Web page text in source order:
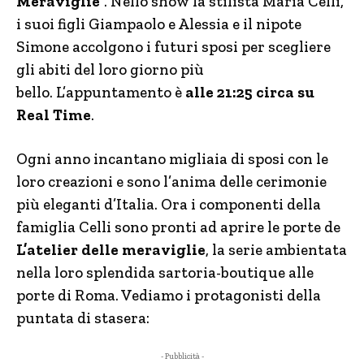
i suoi figli Giampaolo e Alessia e il nipote
Simone accolgono i futuri sposi per scegliere
gli abiti del loro giorno più
bello. L’appuntamento è alle 21:25 circa su
Real Time.
Ogni anno incantano migliaia di sposi con le
loro creazioni e sono l’anima delle cerimonie
più eleganti d’Italia. Ora i componenti della
famiglia Celli sono pronti ad aprire le porte de
L’atelier delle meraviglie, la serie ambientata
nella loro splendida sartoria-boutique alle
porte di Roma. Vediamo i protagonisti della
puntata di stasera:
- Pubblicità -